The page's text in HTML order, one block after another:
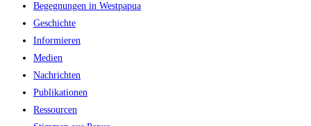
the
Begegnungen in Westpapua
Geschichte
Informieren
Medien
Nachrichten
Publikationen
Ressourcen